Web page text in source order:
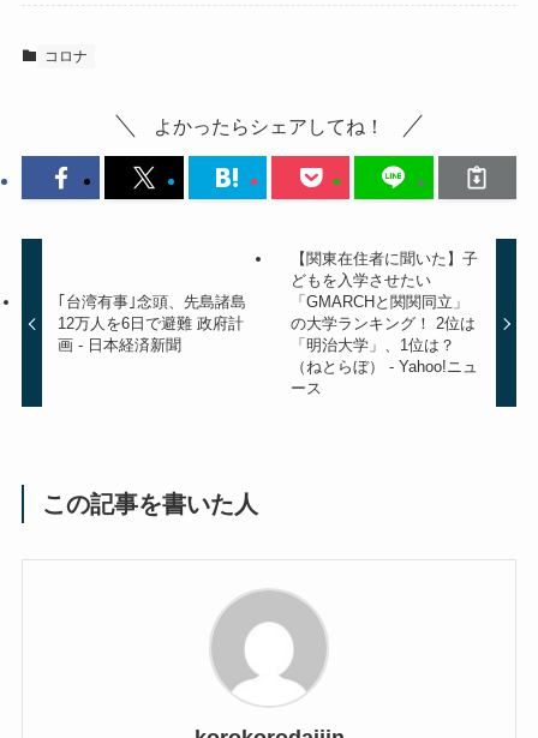
コロナ
よかったらシェアしてね！
｢台湾有事｣念頭、先島諸島
12万人を6日で避難 政府計
画 - 日本経済新聞
【関東在住者に聞いた】子
どもを入学させたい
「GMARCHと関関同立」
の大学ランキング！ 2位は
「明治大学」、1位は？
（ねとらぼ） - Yahoo!ニュ
ース
この記事を書いた人